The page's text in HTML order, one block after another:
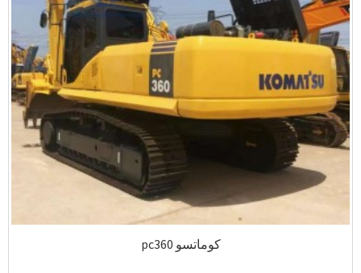
كوماتسو pc360